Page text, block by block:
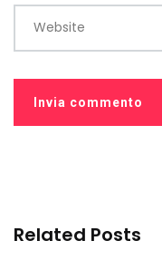
Website
Related Posts